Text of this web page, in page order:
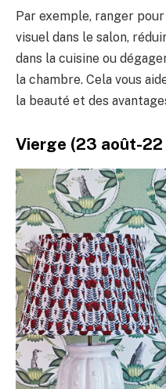
Par exemple, ranger
visuel dans le salon,
dans la cuisine ou
la chambre. Cela vous
la beauté et des
Vierge (23 août-22